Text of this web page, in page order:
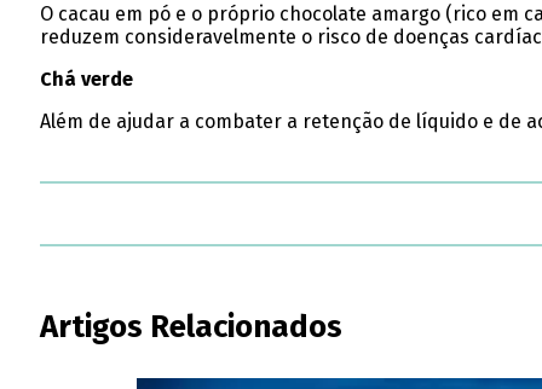
O cacau em pó e o próprio chocolate amargo (rico em
reduzem consideravelmente o risco de doenças
Chá verde
Além de ajudar a combater a retenção de líquido e de
Artigos Relacionados